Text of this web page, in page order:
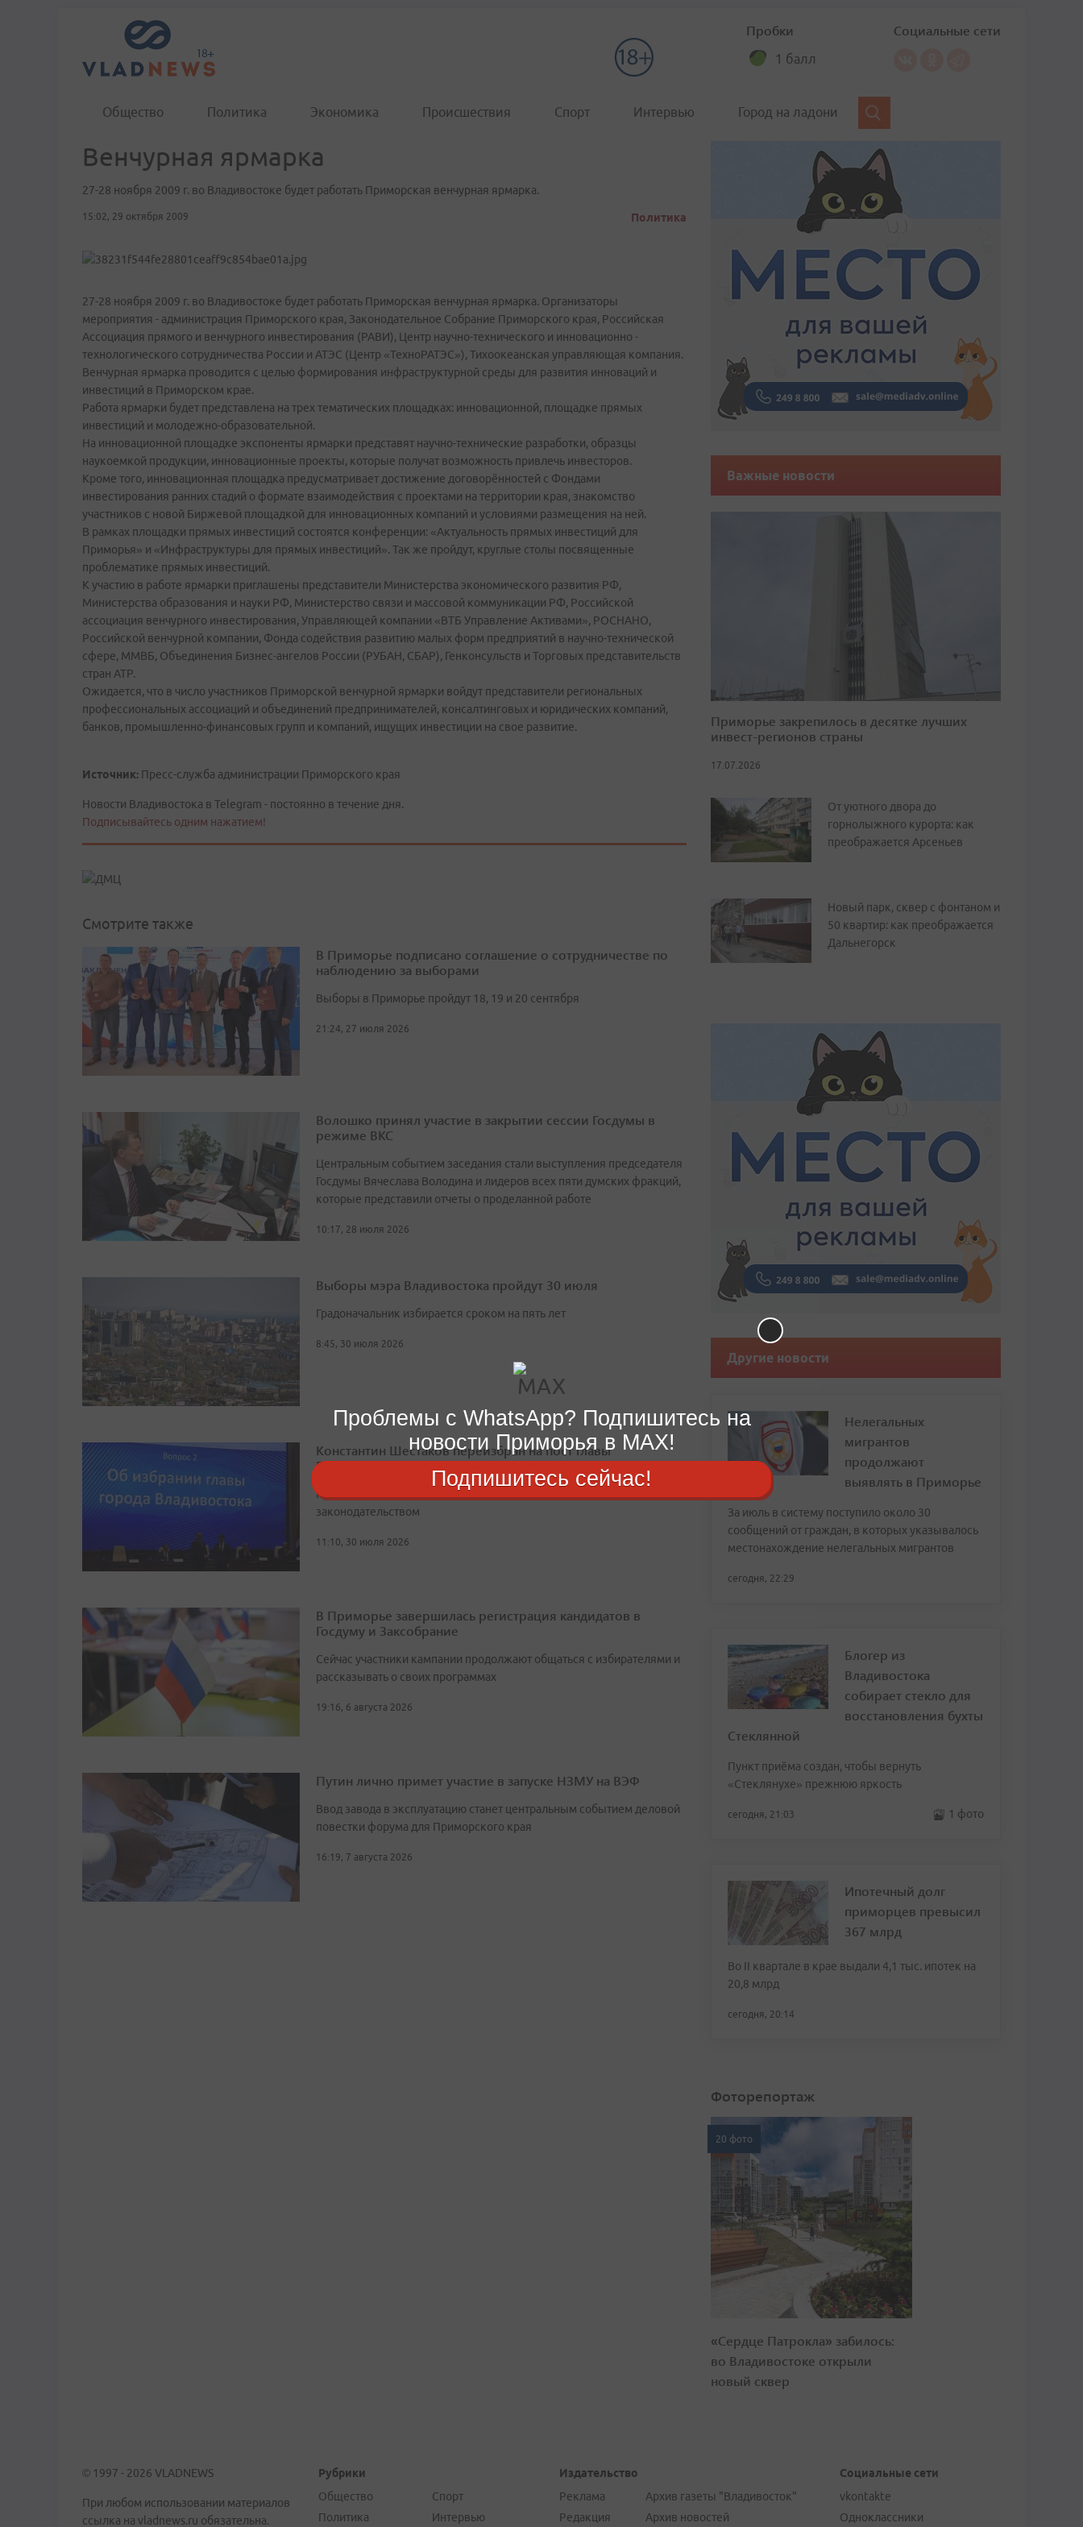
Пробки
1 балл
Социальные сети
Общество Политика Экономика Происшествия Спорт Интервью Город на ладони
Венчурная ярмарка
27-28 ноября 2009 г. во Владивостоке будет работать Приморская венчурная ярмарка.
15:02, 29 октября 2009 Политика
27-28 ноября 2009 г. во Владивостоке будет работать Приморская венчурная ярмарка. Организаторы
мероприятия - администрация Приморского края, Законодательное Собрание Приморского края, Российская
Ассоциация прямого и венчурного инвестирования (РАВИ), Центр научно-технического и инновационно -
технологического сотрудничества России и АТЭС (Центр «ТехноРАТЭС»), Тихоокеанская управляющая компания.
Венчурная ярмарка проводится с целью формирования инфраструктурной среды для развития инноваций и
инвестиций в Приморском крае.
Работа ярмарки будет представлена на трех тематических площадках: инновационной, площадке прямых
инвестиций и молодежно-образовательной.
На инновационной площадке экспоненты ярмарки представят научно-технические разработки, образцы
наукоемкой продукции, инновационные проекты, которые получат возможность привлечь инвесторов.
Кроме того, инновационная площадка предусматривает достижение договорённостей с Фондами
инвестирования ранних стадий о формате взаимодействия с проектами на территории края, знакомство
участников с новой Биржевой площадкой для инновационных компаний и условиями размещения на ней.
В рамках площадки прямых инвестиций состоятся конференции: «Актуальность прямых инвестиций для
Приморья» и «Инфраструктуры для прямых инвестиций». Так же пройдут, круглые столы посвященные
проблематике прямых инвестиций.
К участию в работе ярмарки приглашены представители Министерства экономического развития РФ,
Министерства образования и науки РФ, Министерство связи и массовой коммуникации РФ, Российской
ассоциация венчурного инвестирования, Управляющей компании «ВТБ Управление Активами», РОСНАНО,
Российской венчурной компании, Фонда содействия развитию малых форм предприятий в научно-технической
сфере, ММВБ, Объединения Бизнес-ангелов России (РУБАН, СБАР), Генконсульств и Торговых представительств
стран АТР.
Ожидается, что в число участников Приморской венчурной ярмарки войдут представители региональных
профессиональных ассоциаций и объединений предпринимателей, консалтинговых и юридических компаний,
банков, промышленно-финансовых групп и компаний, ищущих инвестиции на свое развитие.
Источник: Пресс-служба администрации Приморского края
Новости Владивостока в Telegram - постоянно в течение дня.
Подписывайтесь одним нажатием!
Смотрите также
В Приморье подписано соглашение о сотрудничестве по
наблюдению за выборами
Выборы в Приморье пройдут 18, 19 и 20 сентября
21:24, 27 июля 2026
Волошко принял участие в закрытии сессии Госдумы в
режиме ВКС
Центральным событием заседания стали выступления председателя
Госдумы Вячеслава Володина и лидеров всех пяти думских фракций,
которые представили отчеты о проделанной работе
10:17, 28 июля 2026
Выборы мэра Владивостока пройдут 30 июля
Градоначальник избирается сроком на пять лет
8:45, 30 июля 2026
Константин Шестаков переизбран на пост главы
Владивостока
Процедура выборов проходила в соответствии с региональным
законодательством
11:10, 30 июля 2026
В Приморье завершилась регистрация кандидатов в
Госдуму и Заксобрание
Сейчас участники кампании продолжают общаться с избирателями и
рассказывать о своих программах
19:16, 6 августа 2026
Путин лично примет участие в запуске НЗМУ на ВЭФ
Ввод завода в эксплуатацию станет центральным событием деловой
повестки форума для Приморского края
16:19, 7 августа 2026
Важные новости
Приморье закрепилось в десятке лучших
инвест-регионов страны
17.07.2026
От уютного двора до
горнолыжного курорта: как
преображается Арсеньев
Новый парк, сквер с фонтаном и
50 квартир: как преображается
Дальнегорск
Другие новости
Нелегальных
мигрантов
продолжают
выявлять в Приморье
За июль в систему поступило около 30
сообщений от граждан, в которых указывалось
местонахождение нелегальных мигрантов
сегодня, 22:29
Блогер из
Владивостока
собирает стекло для
восстановления бухты
Стеклянной
Пункт приёма создан, чтобы вернуть
«Стеклянухе» прежнюю яркость
сегодня, 21:03 1 фото
Ипотечный долг
приморцев превысил
367 млрд
Во II квартале в крае выдали 4,1 тыс. ипотек на
20,8 млрд
сегодня, 20:14
Фоторепортаж
20 фото
«Сердце Патрокла» забилось:
во Владивостоке открыли
новый сквер
© 1997 - 2026 VLADNEWS
При любом использовании материалов
ссылка на vladnews.ru обязательна.
Рубрики
Общество
Политика
Спорт
Интервью
Издательство
Реклама
Редакция
Архив газеты "Владивосток"
Архив новостей
Социальные сети
vkontakte
Одноклассники
Проблемы с WhatsApp? Подпишитесь на
новости Приморья в MAX!
Подпишитесь сейчас!